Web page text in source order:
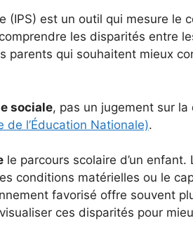
(IPS) est un outil qui mesure le
les disparités entre
parents qui souhaitent mieux
sociale, pas un jugement sur
de l’Éducation Nationale).
le parcours scolaire d’un
conditions matérielles ou le
favorisé offre souvent
ces disparités pour